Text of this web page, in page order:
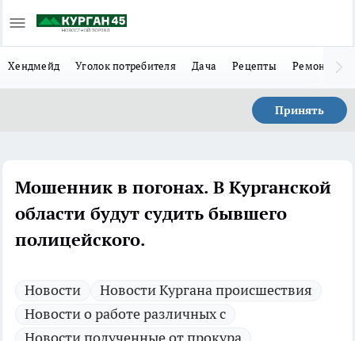
Хендмейд Уголок потребителя Дача Рецепты Ремонт
Принять
Мошенник в погонах. В Курганской
области будут судить бывшего
полицейского.
Новости
Новости Кургана происшествия
Новости о работе различных с